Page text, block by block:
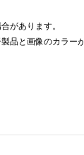
があります。
品と画像のカラー